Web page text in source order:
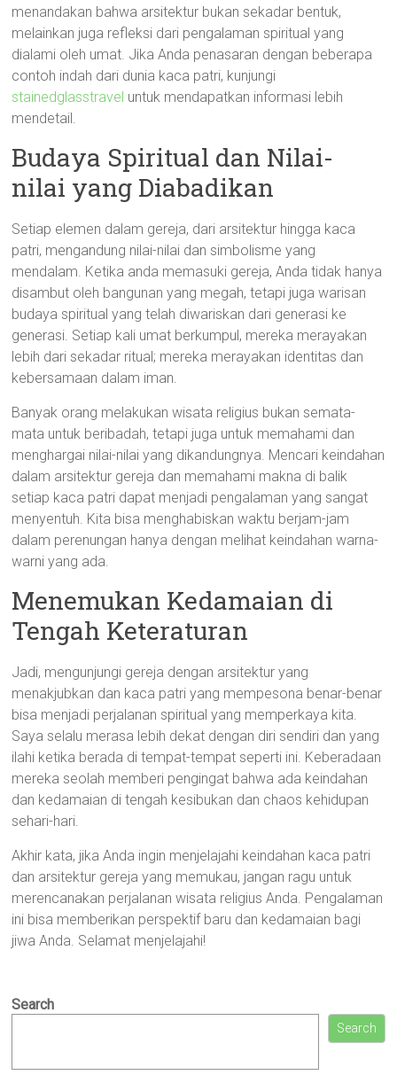
menandakan bahwa arsitektur bukan sekadar bentuk,
melainkan juga refleksi dari pengalaman spiritual yang
dialami oleh umat. Jika Anda penasaran dengan beberapa
contoh indah dari dunia kaca patri, kunjungi
stainedglasstravel untuk mendapatkan informasi lebih
mendetail.
Budaya Spiritual dan Nilai-
nilai yang Diabadikan
Setiap elemen dalam gereja, dari arsitektur hingga kaca
patri, mengandung nilai-nilai dan simbolisme yang
mendalam. Ketika anda memasuki gereja, Anda tidak hanya
disambut oleh bangunan yang megah, tetapi juga warisan
budaya spiritual yang telah diwariskan dari generasi ke
generasi. Setiap kali umat berkumpul, mereka merayakan
lebih dari sekadar ritual; mereka merayakan identitas dan
kebersamaan dalam iman.
Banyak orang melakukan wisata religius bukan semata-
mata untuk beribadah, tetapi juga untuk memahami dan
menghargai nilai-nilai yang dikandungnya. Mencari keindahan
dalam arsitektur gereja dan memahami makna di balik
setiap kaca patri dapat menjadi pengalaman yang sangat
menyentuh. Kita bisa menghabiskan waktu berjam-jam
dalam perenungan hanya dengan melihat keindahan warna-
warni yang ada.
Menemukan Kedamaian di
Tengah Keteraturan
Jadi, mengunjungi gereja dengan arsitektur yang
menakjubkan dan kaca patri yang mempesona benar-benar
bisa menjadi perjalanan spiritual yang memperkaya kita.
Saya selalu merasa lebih dekat dengan diri sendiri dan yang
ilahi ketika berada di tempat-tempat seperti ini. Keberadaan
mereka seolah memberi pengingat bahwa ada keindahan
dan kedamaian di tengah kesibukan dan chaos kehidupan
sehari-hari.
Akhir kata, jika Anda ingin menjelajahi keindahan kaca patri
dan arsitektur gereja yang memukau, jangan ragu untuk
merencanakan perjalanan wisata religius Anda. Pengalaman
ini bisa memberikan perspektif baru dan kedamaian bagi
jiwa Anda. Selamat menjelajahi!
Search
Search